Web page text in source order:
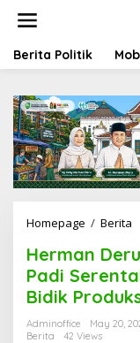
t
Berita Politik
Homepage / Berita
r
a
n
D
Herman
Padi
Bidik
Adminoffice
May 20,
Berita
42 Views